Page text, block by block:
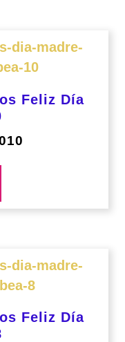
Feliz Día
Feliz Día